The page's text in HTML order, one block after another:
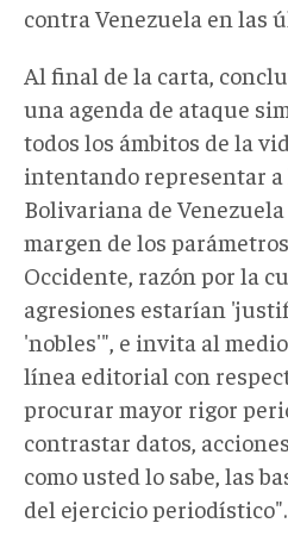
contra Venezuela en las
Al final de la carta,
una agenda de ataque
todos los ámbitos de la
intentando representar a
Bolivariana de
margen de los
Occidente, razón por la
agresiones estarían
'nobles'", e invita al
línea editorial con
procurar mayor rigor
contrastar datos,
como usted lo sabe, las
del ejercicio periodístico".